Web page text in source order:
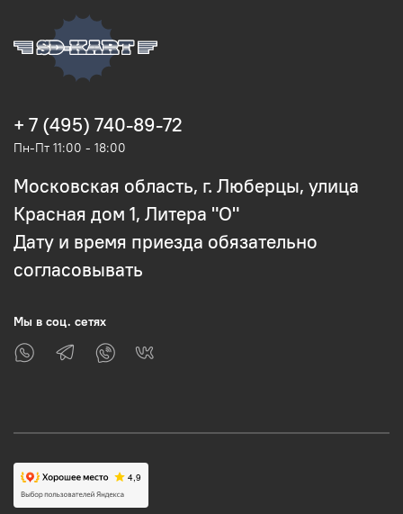
+ 7 (495) 740-89-72
Пн-Пт 11:00 - 18:00
Московская область, г. Люберцы, улица
Красная дом 1, Литера "О"
Дату и время приезда обязательно
согласовывать
Мы в соц. сетях